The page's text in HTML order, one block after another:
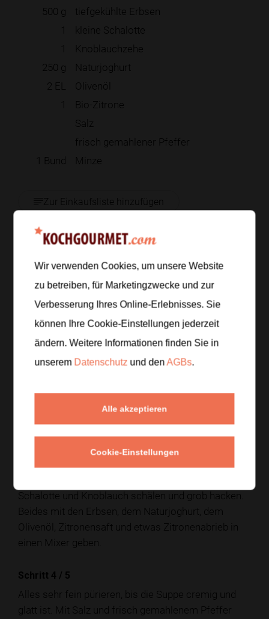
500 g
tiefgekühlte Erbsen
1
kleine Schalotte
1
Knoblauchzehe
250 g
Naturjoghurt
2 EL
Olivenöl
1
Bio-Zitrone
Salz
frisch gemahlener Pfeffer
1 Bund Minze
Zur Einkaufsliste hinzufügen
Zubereitung
Die Gemüsebrühe in einem Topf aufkochen. Die
Erbsen dazugeben und3 bis 4 Minutengaren, bis sie
weich sind, aber ihre kräftige Farbe behalten.
Erbsen samt Brühe in eine Schüssel umfüllen und
kurz abkühlen lassen. Für eine besonders frische
Suppe kannst du die Schüssel in kaltes Wasser
Schalotte und Knoblauch schälen und grob hacken.
Beides mit den Erbsen, dem Naturjoghurt, dem
Olivenöl, Zitronensaft und etwas Zitronenabrieb in
einen Mixer geben.
Schritt 4 / 5
Alles sehr fein pürieren, bis die Suppe cremig und
glatt ist. Mit Salz und frisch gemahlenem Pfeffer
Wir verwenden Cookies, um unsere Website
zu betreiben, für Marketingzwecke und zur
Verbesserung Ihres Online-Erlebnisses. Sie
können Ihre Cookie-Einstellungen jederzeit
ändern. Weitere Informationen finden Sie in
unserem Datenschutz und denAGBs.
Alle akzeptieren
Cookie-Einstellungen